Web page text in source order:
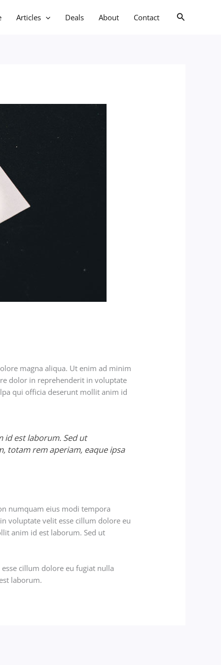
Articles Deals About Contact Search
magna aliqua. Ut enim ad minim
dolor in reprehenderit in voluptate
qui officia deserunt mollit anim id
id est laborum. Sed ut
totam rem aperiam, eaque ipsa
numquam eius modi tempora
voluptate velit esse cillum dolore eu
anim id est laborum. Sed ut
cillum dolore eu fugiat nulla
laborum.